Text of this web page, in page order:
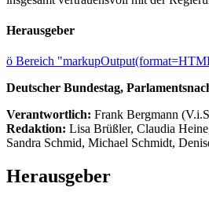
Herausgeber
ö Bereich
Deutscher Bundestag,
Verantwortlich: Frank Bergmann
Redaktion: Lisa Brüßler, Claudia
Sandra Schmid, Michael Schmidt,
Herausgeber